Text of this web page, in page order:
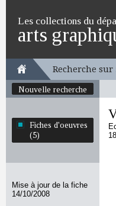
Les collections du
arts
Recherche sur
Nouvelle recherche
Fiches d'oeuvres
(5)
Mise à jour de la fiche
14/10/2008